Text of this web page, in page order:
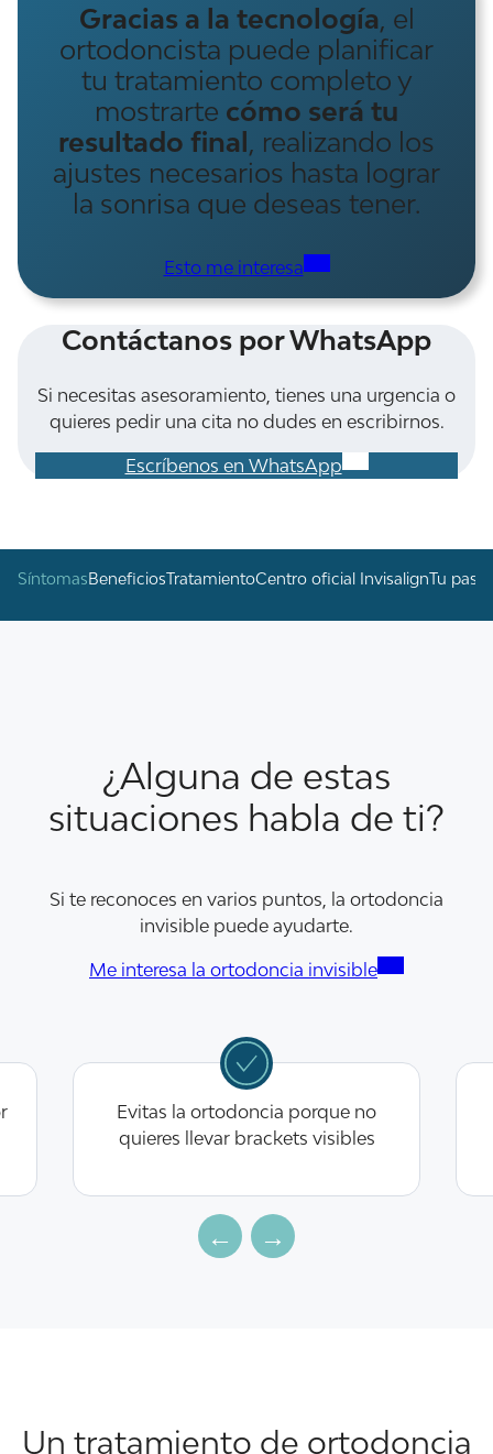
Gracias a la tecnología , el
ortodoncista puede planificar
tu tratamiento completo y
mostrarte cómo será tu
resultado final , realizando los
ajustes necesarios hasta lograr
la sonrisa que deseas tener.
Esto me interesa
Contáctanos por WhatsApp
Si necesitas asesoramiento, tienes una urgencia o
quieres pedir una cita no dudes en escribirnos.
Escríbenos en WhatsApp
SíntomasBeneficiosTratamientoCentro oficial InvisalignTu paso
¿Alguna de estas
situaciones habla de ti?
Si te reconoces en varios puntos, la ortodoncia
invisible puede ayudarte.
Me interesa la ortodoncia invisible
Evitas la ortodoncia porque no
quieres llevar brackets visibles
​Un tratamiento de ortodoncia